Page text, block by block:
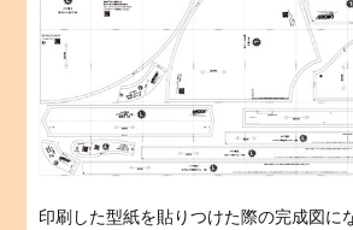
印刷した型紙を貼りつけた際の完成図に